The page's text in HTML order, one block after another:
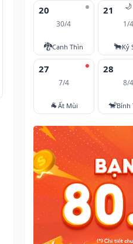
20
30/4
🐉Canh Thìn
🌙
21
1/4
🐂Kỷ
27
7/4
🐐Ất Mùi
28
8/4
🐒Bính